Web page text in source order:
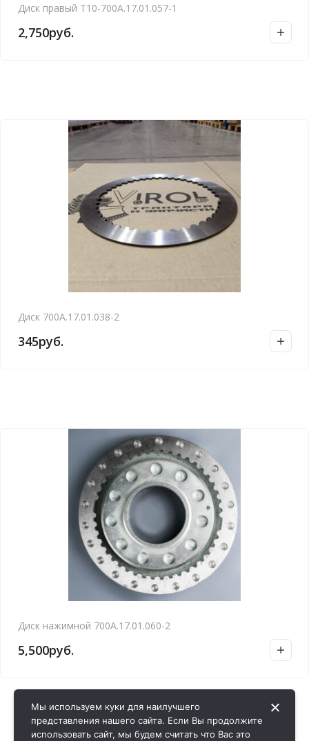
Диск правый Т10-700А.17.01.057-1
2,750руб.
Диск 700А.17.01.038-2
345руб.
Диск нажимной 700А.17.01.060-2
5,500руб.
Мы используем куки для наилучшего
представления нашего сайта. Если Вы продолжите
использовать сайт, мы будем считать что Вас это